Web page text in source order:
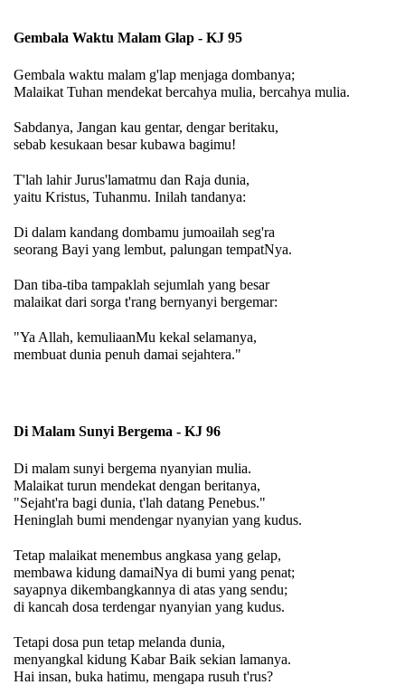
Gembala Waktu Malam Glap - KJ 95
Gembala waktu malam g'lap menjaga dombanya;
Malaikat Tuhan mendekat bercahya mulia, bercahya mulia.
Sabdanya, Jangan kau gentar, dengar beritaku,
sebab kesukaan besar kubawa bagimu!
T'lah lahir Jurus'lamatmu dan Raja dunia,
yaitu Kristus, Tuhanmu. Inilah tandanya:
Di dalam kandang dombamu jumoailah seg'ra
seorang Bayi yang lembut, palungan tempatNya.
Dan tiba-tiba tampaklah sejumlah yang besar
malaikat dari sorga t'rang bernyanyi bergemar:
"Ya Allah, kemuliaanMu kekal selamanya,
membuat dunia penuh damai sejahtera."
Di Malam Sunyi Bergema - KJ 96
Di malam sunyi bergema nyanyian mulia.
Malaikat turun mendekat dengan beritanya,
"Sejaht'ra bagi dunia, t'lah datang Penebus."
Heninglah bumi mendengar nyanyian yang kudus.
Tetap malaikat menembus angkasa yang gelap,
membawa kidung damaiNya di bumi yang penat;
sayapnya dikembangkannya di atas yang sendu;
di kancah dosa terdengar nyanyian yang kudus.
Tetapi dosa pun tetap melanda dunia,
menyangkal kidung Kabar Baik sekian lamanya.
Hai insan, buka hatimu, mengapa rusuh t'rus?